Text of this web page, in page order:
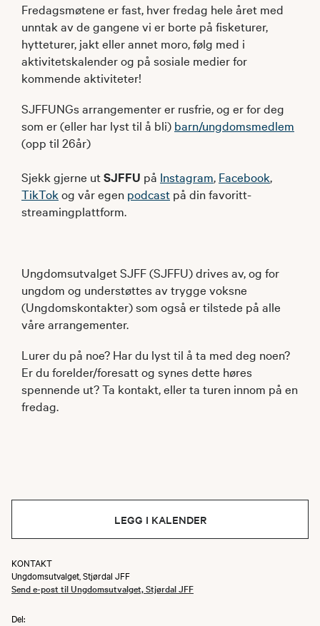
Fredagsmøtene er fast, hver fredag hele året med
unntak av de gangene vi er borte på fisketurer,
hytteturer, jakt eller annet moro, følg med i
aktivitetskalender og på sosiale medier for
kommende aktiviteter!
SJFFUNGs arrangementer er rusfrie, og er for deg
som er (eller har lyst til å bli) barn/ungdomsmedlem
(opp til 26år)
Sjekk gjerne utSJFFU på Instagram, Facebook,
TikTok og vår egen podcast på din favoritt-
streamingplattform.
Ungdomsutvalget SJFF (SJFFU) drives av, og for
ungdom og understøttes av trygge voksne
(Ungdomskontakter) som også er tilstede på alle
våre arrangementer.
Lurer du på noe? Har du lyst til å ta med deg noen?
Er du forelder/foresatt og synes dette høres
spennende ut? Ta kontakt, eller ta turen innom på en
fredag.
LEGG I KALENDER
KONTAKT
Ungdomsutvalget, Stjørdal JFF
Send e-post til Ungdomsutvalget, Stjørdal JFF
Del: